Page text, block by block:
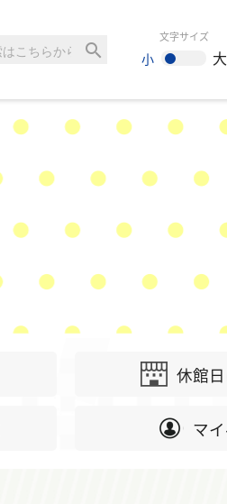
search
文字サイズ
小 大
休館
マ